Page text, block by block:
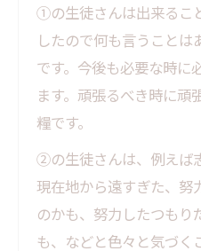
①の生徒さんは出来るこ
したので何も言うこと
です。今後も必要な時に
ます。頑張るべき時に頑
糧です。
②の生徒さんは、例えば
現在地から遠すぎた、努
のかも、努力したつも
も、などと色々と気づく